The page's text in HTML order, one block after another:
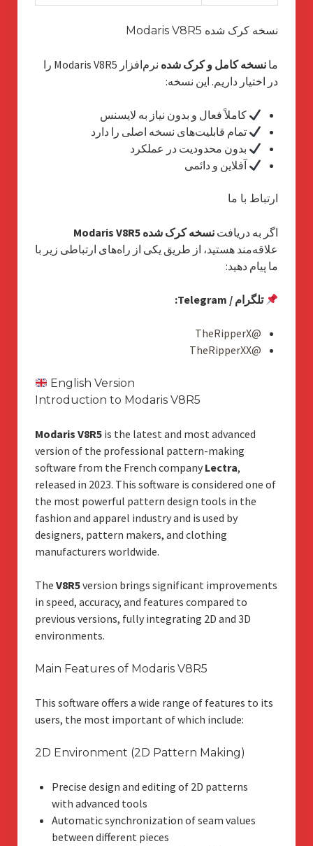
نسخه کرک شده Modaris V8R5
ما نسخه کامل و کرک شده
نرم‌افزار Modaris V8R5 را
در اختیار داریم. این نسخه:
کاملاً فعال و بدون نیاز به لایسنس
تمام قابلیت‌های نسخه اصلی را دارد
بدون محدودیت در عملکرد
آفلاین و دائمی
ارتباط با ما
اگر به دریافت نسخه کرک شده Modaris V8R5
علاقه‌مند هستید، از طریق یکی از راه‌های ارتباطی زیر با
ما پیام دهید:
تلگرام / Telegram:
@TheRipperX
@TheRipperXX
English Version
Introduction to Modaris V8R5
Modaris V8R5is the latest and most advanced
version of the professional pattern-making
software from the French company Lectra,
released in 2023. This software is considered one of
the most powerful pattern design tools in the
fashion and apparel industry and is used by
designers, pattern makers, and clothing
manufacturers worldwide.
The V8R5version brings significant improvements
in speed, accuracy, and features compared to
previous versions, fully integrating 2D and 3D
environments.
Main Features of Modaris V8R5
This software offers a wide range of features to its
users, the most important of which include:
2D Environment (2D Pattern Making)
Precise design and editing of 2D patterns
with advanced tools
Automatic synchronization of seam values
between different pieces